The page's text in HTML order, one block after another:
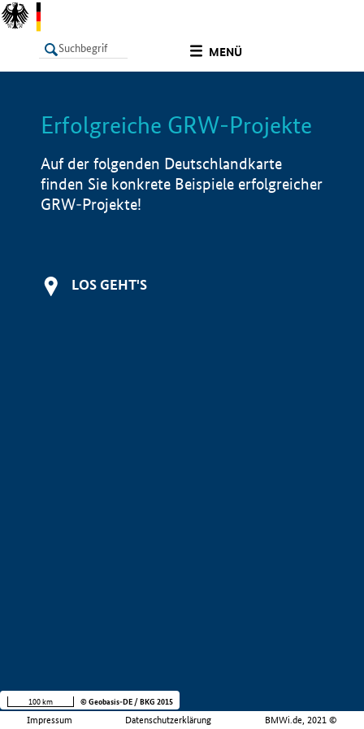
MENÜ
LISTE Info
Erfolgreiche GRW-Projekte
Auf der folgenden Deutschlandkarte
finden Sie konkrete Beispiele erfolgreicher
GRW-Projekte!
LOS GEHT'S
Impressum Datenschutzerklärung BMWi.de, 2021 ©
100 km © Geobasis-DE / BKG 2015